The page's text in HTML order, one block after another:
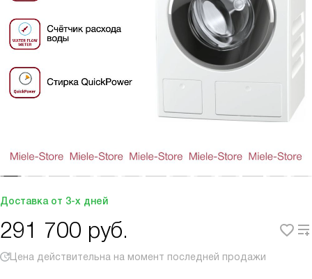
Доставка от 3-х дней
291 700 руб.
Цена действительна на момент последней продажи